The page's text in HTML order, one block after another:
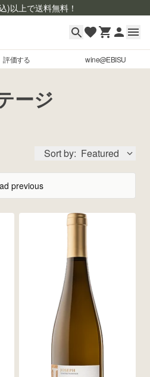
)以上で送料無料！
評価する wine@EBISU
ージ
Sort by: Featured
previous